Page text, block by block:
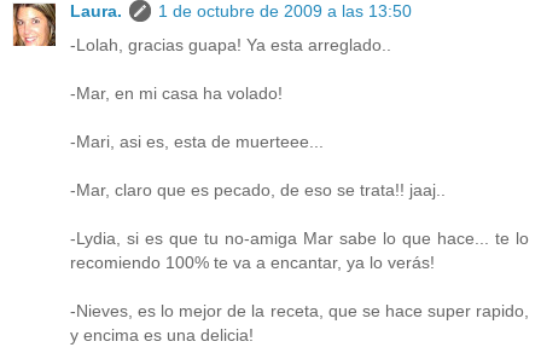
Laura.
1 de octubre de 2009 a las 13:50
-Lolah, gracias guapa! Ya esta arreglado..
-Mar, en mi casa ha volado!
-Mari, asi es, esta de muerteee...
-Mar, claro que es pecado, de eso se trata!! jaaj..
-Lydia, si es que tu no-amiga Mar sabe lo que hace... te lo
recomiendo 100% te va a encantar, ya lo verás!
-Nieves, es lo mejor de la receta, que se hace super rapido,
y encima es una delicia!